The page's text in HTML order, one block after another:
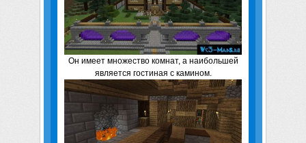
Он имеет множество комнат, а наибольшей
является гостиная с камином.